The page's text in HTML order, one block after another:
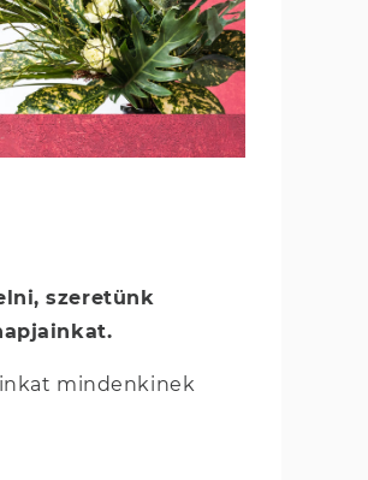
szeretünk
mindenkinek